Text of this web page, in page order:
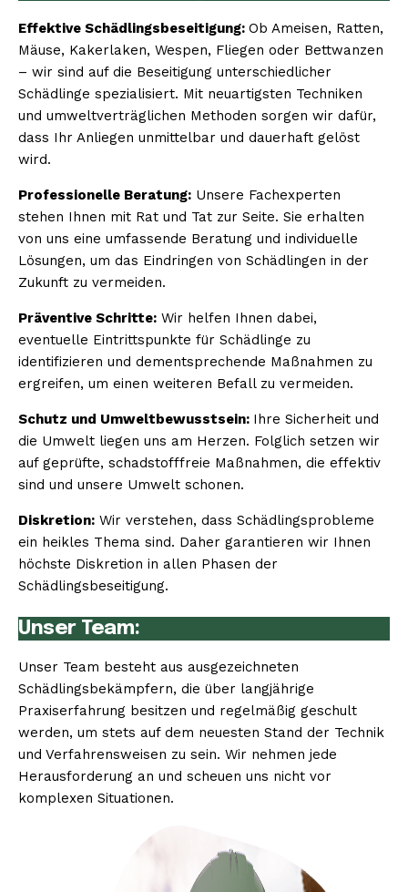
Effektive Schädlingsbeseitigung: Ob Ameisen, Ratten,
Mäuse, Kakerlaken, Wespen, Fliegen oder Bettwanzen
– wir sind auf die Beseitigung unterschiedlicher
Schädlinge spezialisiert. Mit neuartigsten Techniken
und umweltverträglichen Methoden sorgen wir dafür,
dass Ihr Anliegen unmittelbar und dauerhaft gelöst
wird.
Professionelle Beratung: Unsere Fachexperten
stehen Ihnen mit Rat und Tat zur Seite. Sie erhalten
von uns eine umfassende Beratung und individuelle
Lösungen, um das Eindringen von Schädlingen in der
Zukunft zu vermeiden.
Präventive Schritte: Wir helfen Ihnen dabei,
eventuelle Eintrittspunkte für Schädlinge zu
identifizieren und dementsprechende Maßnahmen zu
ergreifen, um einen weiteren Befall zu vermeiden.
Schutz und Umweltbewusstsein: Ihre Sicherheit und
die Umwelt liegen uns am Herzen. Folglich setzen wir
auf geprüfte, schadstofffreie Maßnahmen, die effektiv
sind und unsere Umwelt schonen.
Diskretion: Wir verstehen, dass Schädlingsprobleme
ein heikles Thema sind. Daher garantieren wir Ihnen
höchste Diskretion in allen Phasen der
Schädlingsbeseitigung.
Unser Team:
Unser Team besteht aus ausgezeichneten
Schädlingsbekämpfern, die über langjährige
Praxiserfahrung besitzen und regelmäßig geschult
werden, um stets auf dem neuesten Stand der Technik
und Verfahrensweisen zu sein. Wir nehmen jede
Herausforderung an und scheuen uns nicht vor
komplexen Situationen.